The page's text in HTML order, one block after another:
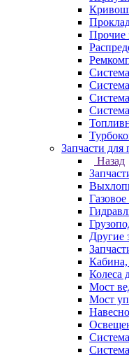
Прочие
Запчасти для
Назад
Другие
Колеса
Мост
Мост